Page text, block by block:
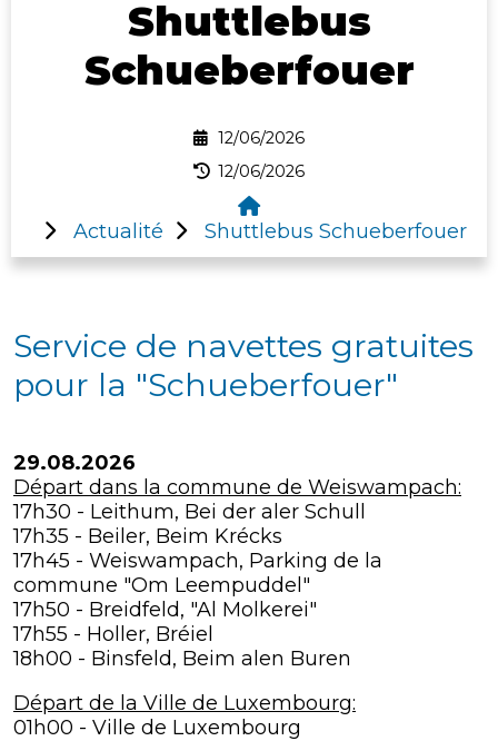
Shuttlebus
Schueberfouer
12/06/2026
12/06/2026
Shuttlebus Schueberfouer
Actualité
Service de navettes gratuites
pour la "Schueberfouer"
29.08.2026
Départ dans la commune de Weiswampach:
17h30 - Leithum, Bei der aler Schull
17h35 - Beiler, Beim Krécks
17h45 - Weiswampach, Parking de la
commune "Om Leempuddel"
17h50 - Breidfeld, "Al Molkerei"
17h55 - Holler, Bréiel
18h00 - Binsfeld, Beim alen Buren
Départ de la Ville de Luxembourg:
01h00 - Ville de Luxembourg